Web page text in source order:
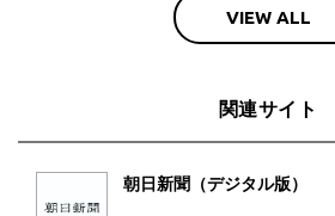
VIEW ALL
関連サイト
朝日新聞（デジタル版）